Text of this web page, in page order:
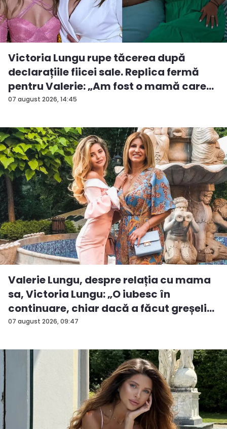
07 august 2026, 14:45
Victoria Lungu rupe tăcerea după
declarațiile fiicei sale. Replica fermă
pentru Valerie: „Am fost o mamă care
a...
07 august 2026, 09:47
Valerie Lungu, despre relația cu mama
sa, Victoria Lungu: „O iubesc în
continuare, chiar dacă a făcut greșeli...